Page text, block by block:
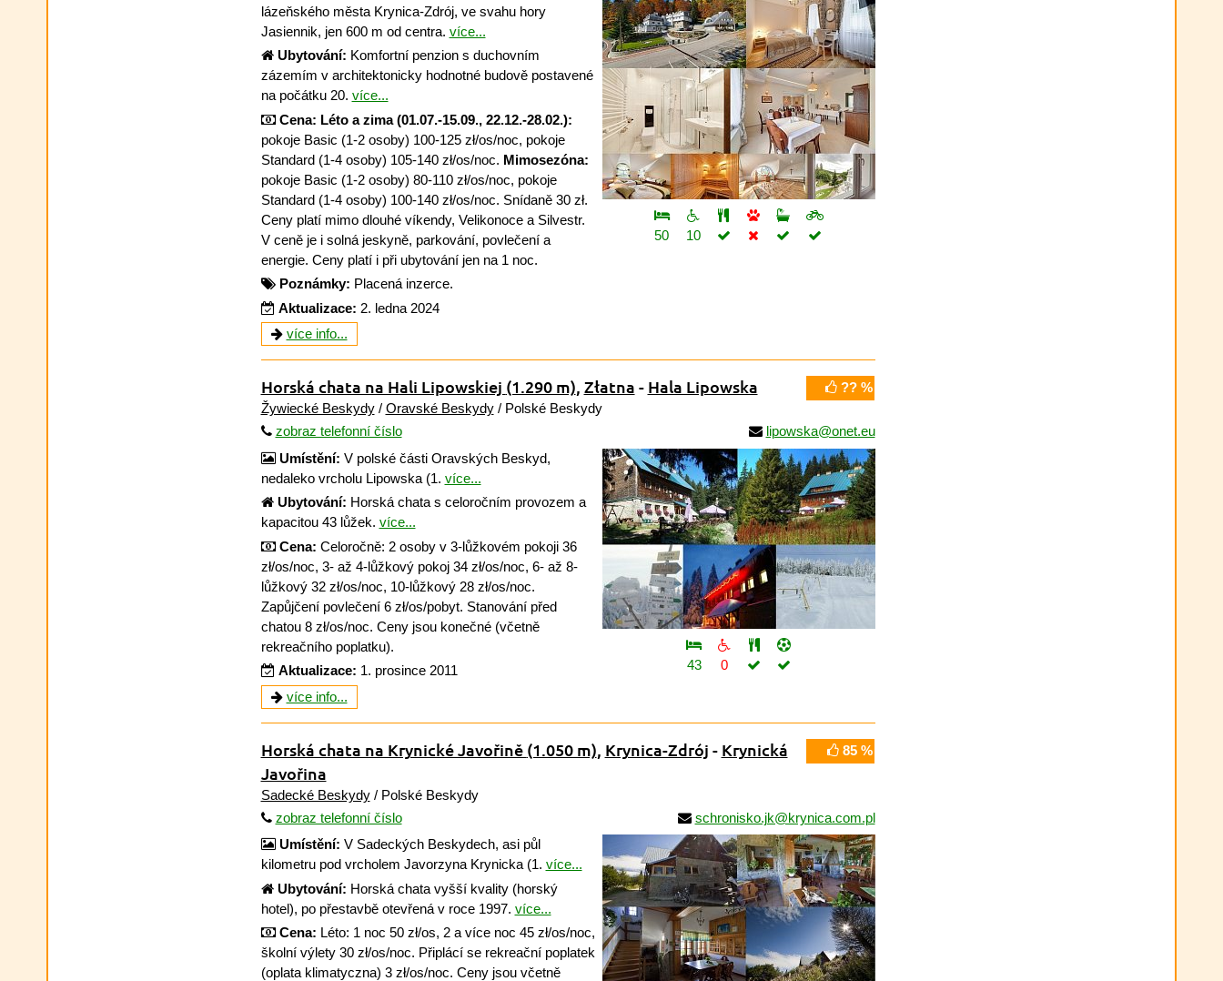
50 10
lázeňského města Krynica-Zdrój, ve svahu hory
Jasiennik, jen 600 m od centra. více...
Ubytování: Komfortní penzion s duchovním
zázemím v architektonicky hodnotné budově postavené
na počátku 20. více...
Cena: Léto a zima (01.07.-15.09., 22.12.-28.02.):
pokoje Basic (1-2 osoby) 100-125 zł/os/noc, pokoje
Standard (1-4 osoby) 105-140 zł/os/noc. Mimosezóna:
pokoje Basic (1-2 osoby) 80-110 zł/os/noc, pokoje
Standard (1-4 osoby) 100-140 zł/os/noc. Snídaně 30 zł.
Ceny platí mimo dlouhé víkendy, Velikonoce a Silvestr.
V ceně je i solná jeskyně, parkování, povlečení a
energie. Ceny platí i při ubytování jen na 1 noc.
Poznámky: Placená inzerce.
Aktualizace: 2. ledna 2024
více info...
?? %
Horská chata na Hali Lipowskiej (1.290 m), Złatna - Hala Lipowska
Žywiecké Beskydy/ Oravské Beskydy/ Polské Beskydy
zobraz telefonní číslo
lipowska@onet.eu
43 0
Umístění: V polské části Oravských Beskyd,
nedaleko vrcholu Lipowska (1. více...
Ubytování: Horská chata s celoročním provozem a
kapacitou 43 lůžek. více...
Cena: Celoročně: 2 osoby v 3-lůžkovém pokoji 36
zł/os/noc, 3- až 4-lůžkový pokoj 34 zł/os/noc, 6- až 8-
lůžkový 32 zł/os/noc, 10-lůžkový 28 zł/os/noc.
Zapůjčení povlečení 6 zł/os/pobyt. Stanování před
chatou 8 zł/os/noc. Ceny jsou konečné (včetně
rekreačního poplatku).
Aktualizace: 1. prosince 2011
více info...
85 %
Horská chata na Krynické Javořině (1.050 m) Krynica-Zdrój - Krynická
Javořina
Sadecké Beskydy/ Polské Beskydy
zobraz telefonní číslo
schronisko.jk@krynica.com.pl
Umístění: V Sadeckých Beskydech, asi půl
kilometru pod vrcholem Javorzyna Krynicka (1. více...
Ubytování: Horská chata vyšší kvality (horský
hotel), po přestavbě otevřená v roce 1997. více...
Cena: Léto: 1 noc 50 zł/os, 2 a více noc 45 zł/os/noc,
školní výlety 30 zł/os/noc. Připlácí se rekreační poplatek
(oplata klimatyczna) 3 zł/os/noc. Ceny jsou včetně